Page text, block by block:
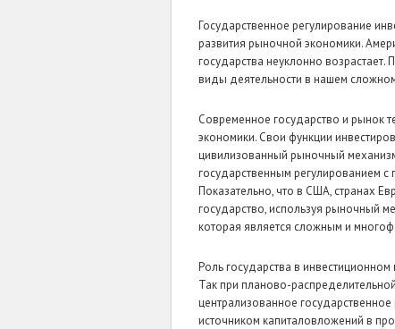
Государственное регулирование
развития рыночной экономики.
государства неуклонно
виды деятельности в нашем
Современное государство и рынок
экономики. Свои функции
цивилизованный рыночный
государственным регулированием
Показательно, что в США, странах
государство, используя рыночный
которая является сложным и
Роль государства в
Так при планово-
централизованное
источником капиталовложений в